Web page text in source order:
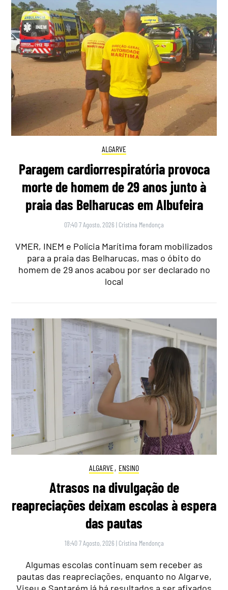
ALGARVE
Paragem cardiorrespiratória provoca
morte de homem de 29 anos junto à
praia das Belharucas em Albufeira
07:40 7 Agosto, 2026 | Cristina Mendonça
VMER, INEM e Polícia Marítima foram mobilizados
para a praia das Belharucas, mas o óbito do
homem de 29 anos acabou por ser declarado no
local
ALGARVE, ENSINO
Atrasos na divulgação de
reapreciações deixam escolas à espera
das pautas
18:40 7 Agosto, 2026 | Cristina Mendonça
Algumas escolas continuam sem receber as
pautas das reapreciações, enquanto no Algarve,